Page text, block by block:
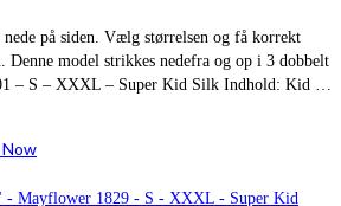
på siden. Vælg størrelsen og få korrekt
model strikkes nedefra og op i 3 dobbelt
– S – XXXL – Super Kid Silk Indhold: Kid …